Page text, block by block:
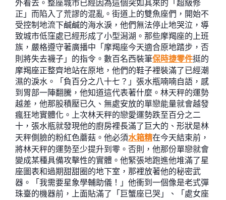
外看去。整座城市已經因為這個突如其來的「超級修
正」而陷入了荒謬的混亂。街道上的雙魚座們，開始不
受控制地流下鹹鹹的海水淚，他們無法停止地哭泣，導
致城市低窪處已經形成了小型潟湖。那些摩羯座的上班
族，嚴格遵守著廣播中「摩羯座今天適合原地踏步，否
則將失去襪子」的指令。數百名西裝筆保時捷零件挺的
摩羯座正整齊地站在原地，他們的鞋子裡裝滿了已經潮
濕的淚水。「負百分之八十七？」張水瓶喃喃自語，感
到胃部一陣翻騰，他知道這代表著什麼。林天秤的運勢
越差，他那股積壓已久、無處安放的單戀能量就會越發
瘋狂地實體化。上次林天秤的戀愛運勢跌至百分之二
十，張水瓶就發現他的廚房裡長滿了巨大的、形狀是林
天秤側臉的粉紅色蘑菇。他必須水箱精在今天結束前，
將林天秤的運勢至少提升到零。否則，他那份單戀就會
變成某種具備攻擊性的實體。他緊張地跑進他堆滿了星
座圖表和過期甜甜圈的地下室，那裡放著他的秘密武
器。「我需要星象學輔助儀！」他衝到一個像是老式彈
珠臺的機器前，上面貼滿了「巨蟹座已哭」、「處女座